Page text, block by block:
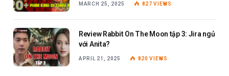
MARCH 25, 2025 827VIEWS
Review Rabbit On The Moon tập 3: Jira ngủ
với Anita?
APRIL 21, 2025 820VIEWS